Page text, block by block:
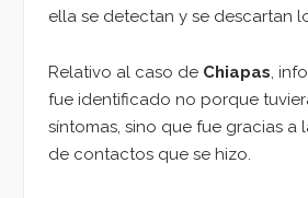
ella se detectan y se descartan
Relativo al caso de Chiapas ,
fue identificado no porque
síntomas, sino que fue gracias a
de contactos que se hizo.